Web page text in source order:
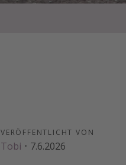
VERÖFFENTLICHT VON
Tobi · 7.6.2026